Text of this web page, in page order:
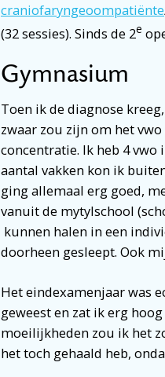
craniofaryngeoompatiënte
(32 sessies). Sinds de 2e
Gymnasium
Toen ik de diagnose
zwaar zou zijn om het
concentratie. Ik heb 4 vwo
aantal vakken kon ik
ging allemaal erg goed,
vanuit de mytylschool
kunnen halen in een
doorheen gesleept. Ook
Het eindexamenjaar was
geweest en zat ik erg
moeilijkheden zou ik het
het toch gehaald heb,